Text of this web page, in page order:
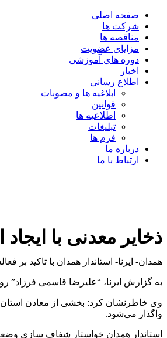
صفحه اصلی
شرکت ها
مناقصه ها
مزایای عضویت
دوره های آموزشی
اخبار
اطلاع رسانی
ابلاغیه ها و مصوبات
قوانین
اطلاعیه ها
تبلیغات
فرم ها
درباره ما
ارتباط با ما
ذخایر معدنی با
همدان- ایرنا- استاندار همدان با تاکید
به گزارش ایرنا، “علیرضا قاسمی فرزاد”
وی خاطرنشان کرد: بخشی از معادن استان
واگذار می‌شود.
استاندار همدان خواستار شفاف سازی